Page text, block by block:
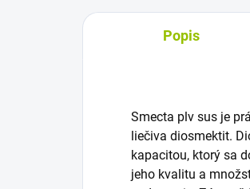
Popis
Smecta plv sus je
liečiva diosmektit.
kapacitou, ktorý sa
jeho kvalitu a